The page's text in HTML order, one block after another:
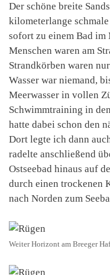
Der schöne breite
kilometerlange
sofort zu einem Bad im
Menschen waren am
Strandkörben waren
Wasser war niemand,
Meerwasser in vollen
Schwimmtraining in
hatte dabei schon den
Dort legte ich dann
radelte anschließend
Ostseebad hinaus auf
durch einen trockenen
nach Norden zum
Weiter Horizont am Breeger